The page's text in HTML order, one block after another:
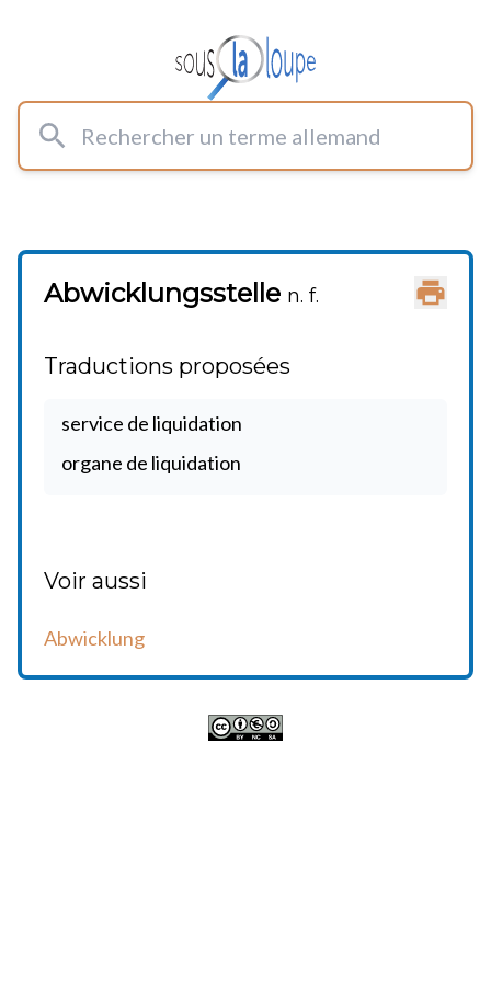
Rechercher un terme allemand
Abwicklungsstelle n. f.
Traductions proposées
service de liquidation
organe de liquidation
Voir aussi
Abwicklung